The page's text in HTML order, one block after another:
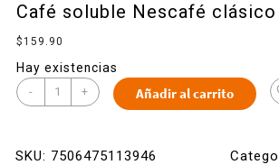
Café soluble Nescafé clásico
$ 159.90
Hay existencias
- + Añadir al carrito
SKU: 7506475113946